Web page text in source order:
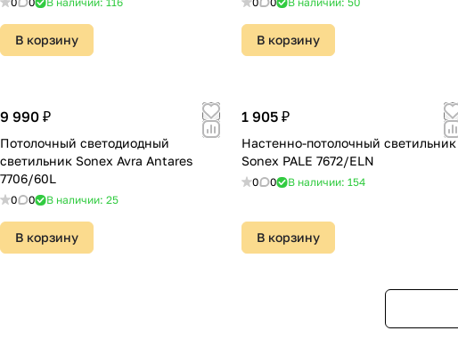
В корзину В корзину
9 990 ₽
Потолочный светодиодный
светильник Sonex Avra Antares
7706/60L
0 0 В наличии: 25
В корзину
1 905 ₽
Настенно-потолочный светильник
Sonex PALE 7672/ELN
0 0 В наличии: 154
В корзину